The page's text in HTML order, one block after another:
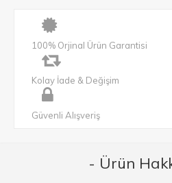
100% Orjinal Ürün Garantisi
Kolay İade & Değişim
Güvenli Alışveriş
- Ürün